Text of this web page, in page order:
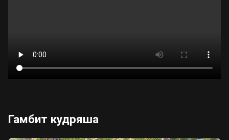
Гамбит кудряша